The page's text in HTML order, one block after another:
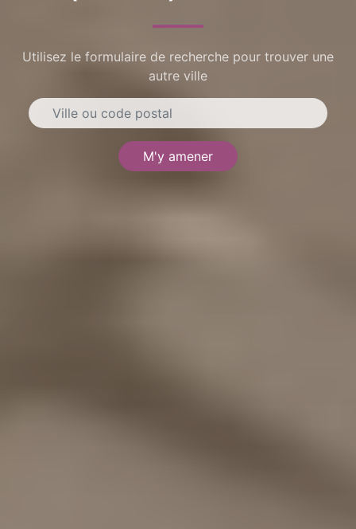
Utilisez le formulaire de recherche pour trouver une
autre ville
M'y amener